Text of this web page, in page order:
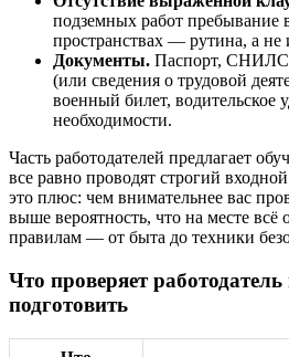
подземных работ пребывание
пространствах — рутина, а не
Документы. Паспорт,
(или сведения о трудовой
военный билет, водительское
необходимости.
Часть работодателей предлагает
все равно проводят строгий
это плюс: чем внимательнее вас
выше вероятность, что на месте всё
правилам — от быта до техники
Что проверяет
подготовить